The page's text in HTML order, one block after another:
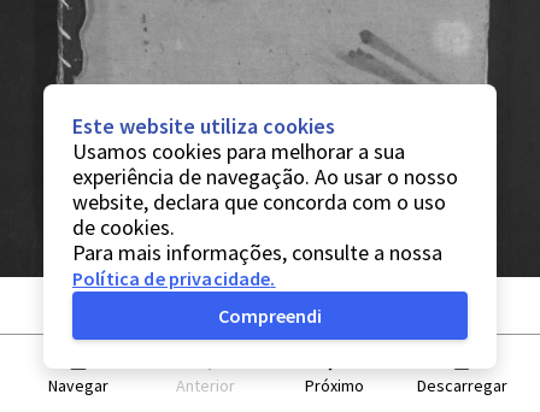
Navegar Anterior Próximo Descarregar
Este website utiliza cookies
Usamos cookies para melhorar a sua
experiência de navegação. Ao usar o nosso
website, declara que concorda com o uso
de cookies.
Para mais informações, consulte a nossa
Política de privacidade.
Compreendi